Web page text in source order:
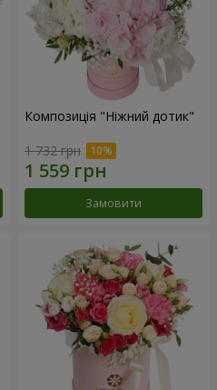
Композиція "Ніжний дотик"
1 732 грн
Замовити